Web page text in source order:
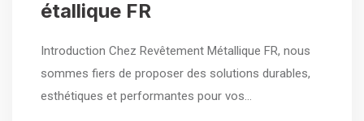
étallique FR
Introduction Chez Revêtement Métallique FR, nous
sommes fiers de proposer des solutions durables,
esthétiques et performantes pour vos…